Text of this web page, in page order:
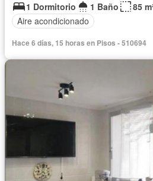
1 Dormitorio
1 Baño
85
Aire acondicionado
Hace 6 días, 15 horas en Pisos - 510694